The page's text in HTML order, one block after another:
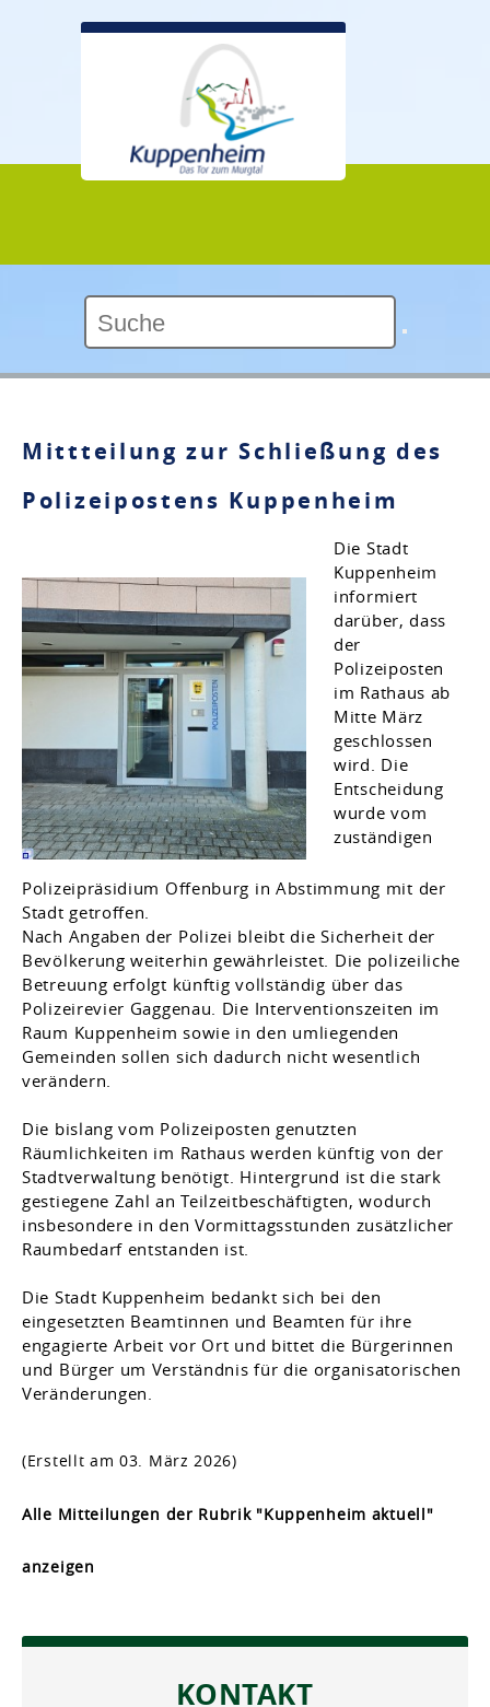
Mittteilung zur Schließung des
Polizeipostens Kuppenheim
Die Stadt
Kuppenheim
informiert
darüber, dass
der
Polizeiposten
im Rathaus ab
Mitte März
geschlossen
wird. Die
Entscheidung
wurde vom
zuständigen
Polizeipräsidium Offenburg in Abstimmung mit der
Stadt getroffen.
Nach Angaben der Polizei bleibt die Sicherheit der
Bevölkerung weiterhin gewährleistet. Die polizeiliche
Betreuung erfolgt künftig vollständig über das
Polizeirevier Gaggenau. Die Interventionszeiten im
Raum Kuppenheim sowie in den umliegenden
Gemeinden sollen sich dadurch nicht wesentlich
verändern.
Die bislang vom Polizeiposten genutzten
Räumlichkeiten im Rathaus werden künftig von der
Stadtverwaltung benötigt. Hintergrund ist die stark
gestiegene Zahl an Teilzeitbeschäftigten, wodurch
insbesondere in den Vormittagsstunden zusätzlicher
Raumbedarf entstanden ist.
Die Stadt Kuppenheim bedankt sich bei den
eingesetzten Beamtinnen und Beamten für ihre
engagierte Arbeit vor Ort und bittet die Bürgerinnen
und Bürger um Verständnis für die organisatorischen
Veränderungen.
(Erstellt am 03. März 2026)
Alle Mitteilungen der Rubrik "Kuppenheim aktuell"
anzeigen
KONTAKT